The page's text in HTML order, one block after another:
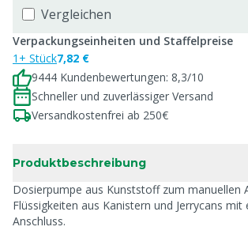
Vergleichen
Verpackungseinheiten und Staffelpreise
1+ Stück7,82 €
9444 Kundenbewertungen: 8,3/10
Schneller und zuverlässiger Versand
Versandkostenfrei ab 250€
Produktbeschreibung
Dosierpumpe aus Kunststoff zum manuellen
Flüssigkeiten aus Kanistern und Jerrycans
Anschluss.